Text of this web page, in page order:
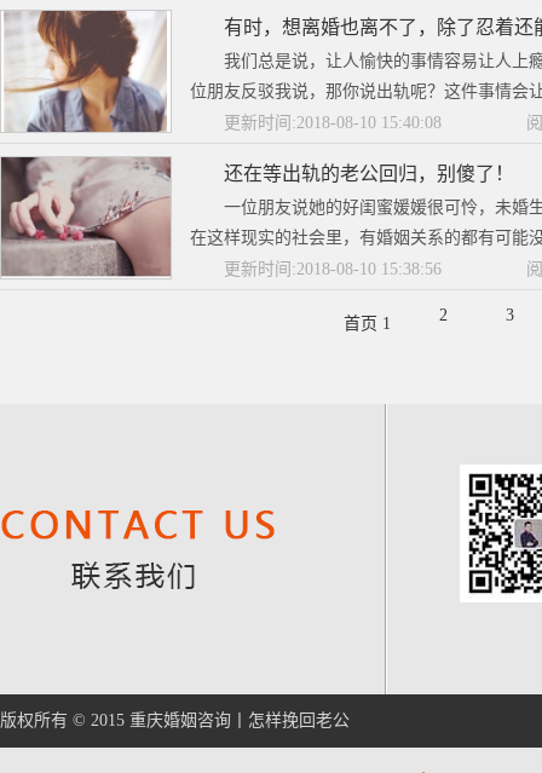
有时，想离婚也离不了，除了忍着还
我们总是说，让人愉快的事情容易让人上
位朋友反驳我说，那你说出轨呢？这件事情会
更新时间:2018-08-10 15:40:08
还在等出轨的老公回归，别傻了！
一位朋友说她的好闺蜜媛媛很可怜，未婚
在这样现实的社会里，有婚姻关系的都有可能
更新时间:2018-08-10 15:38:56
首页 1 2 3
版权所有 © 2015 重庆婚姻咨询 怎样挽回老公